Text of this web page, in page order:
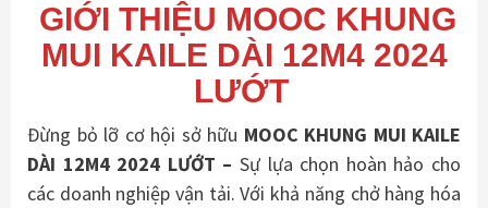
GIỚI THIỆU MOOC KHUNG
MUI KAILE DÀI 12M4 2024
LƯỚT
Đừng bỏ lỡ cơ hội sở hữu MOOC KHUNG MUI KAILE
DÀI 12M4 2024 LƯỚT – Sự lựa chọn hoàn hảo cho
các doanh nghiệp vận tải. Với khả năng chở hàng hóa